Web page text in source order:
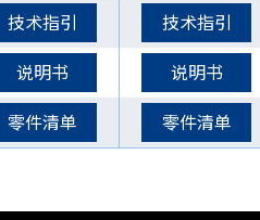
技术指引 技术指引
说明书 说明书
零件清单 零件清单